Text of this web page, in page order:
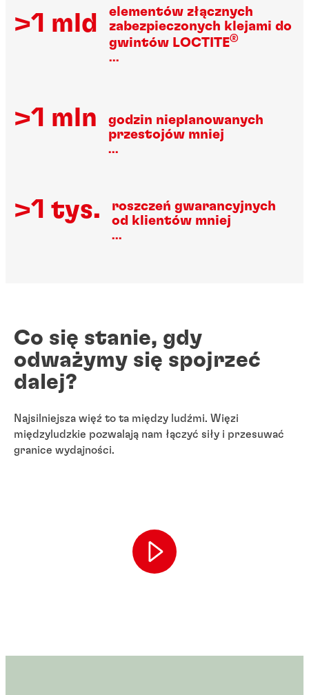
>1 mld
elementów złącznych
zabezpieczonych klejami do
gwintów LOCTITE®
...
>1 mln
godzin nieplanowanych
przestojów mniej
...
>1 tys.
roszczeń gwarancyjnych
od klientów mniej
...
Co się stanie, gdy
odważymy się spojrzeć
dalej?
Najsilniejsza więź to ta między ludźmi. Więzi
międzyludzkie pozwalają nam łączyć siły i przesuwać
granice wydajności.